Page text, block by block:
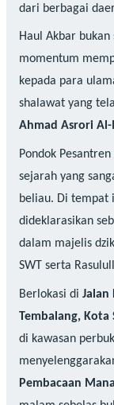
dari berbagai
Haul Akbar
momentum
kepada para
shalawat yang
Ahmad Asrori Al-
Pondok
sejarah yang
beliau. Di tempat
dideklarasikan
dalam majelis
SWT serta
Berlokasi di Jalan
Tembalang, Kota
di kawasan
Pembacaan